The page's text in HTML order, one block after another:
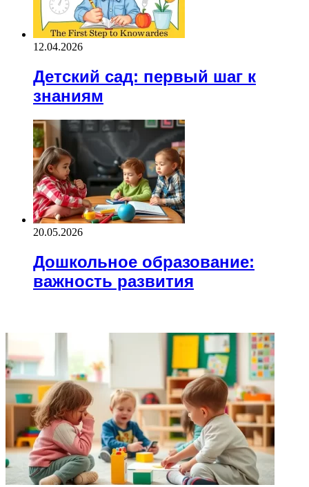
12.04.2026
Детский сад: первый шаг к
знаниям
20.05.2026
Дошкольное образование:
важность развития